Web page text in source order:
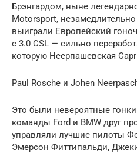
Брэнгардом, ныне
Motorsport, незамедлительно
выиграли Европейский
с 3.0 CSL — сильно
которую Неерпашевская
Paul Rosche и Johen
Это были невероятные
команды Ford и BMW друг
управляли лучшие пилоты
Эмерсон Фиттипальди,